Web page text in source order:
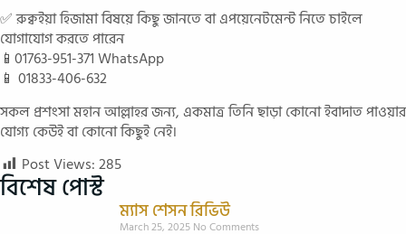
✅ রুক্বইয়া হিজামা বিষয়ে কিছু জানতে বা এপয়েনেটমেন্ট নিতে চাইলে
যোগাযোগ করতে পারেন
📱01763-951-371 WhatsApp
📱 01833-406-632
সকল প্রশংসা মহান আল্লাহর জন্য, একমাত্র তিনি ছাড়া কোনো ইবাদাত পাওয়ার
যোগ্য কেউই বা কোনো কিছুই নেই।
Post Views:285
বিশেষ পোস্ট
ম‍্যাস শেসন রিভিউ
March 25, 2025 No Comments